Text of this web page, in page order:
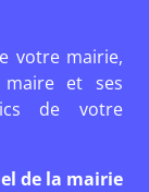
votre mairie,
et ses
de votre
de la mairie